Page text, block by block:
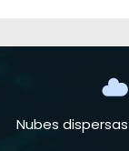
Nubes dispersas